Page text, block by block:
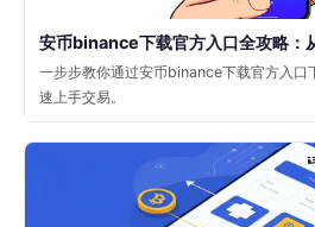
安币binance下载官方入口全攻略：
一步步教你通过安币binance下载官方入口
速上手交易。